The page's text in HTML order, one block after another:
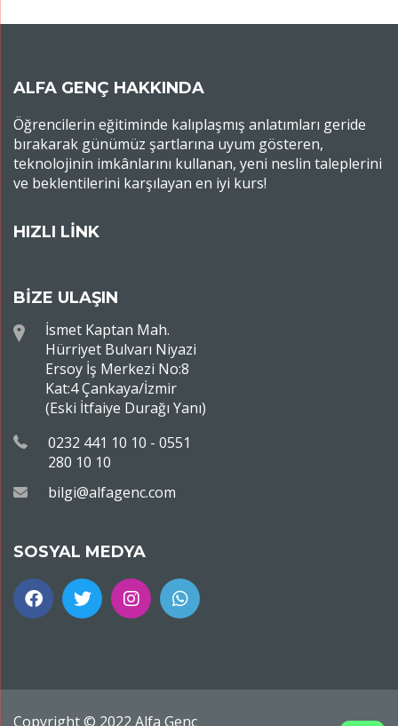
ALFA GENÇ HAKKINDA
Öğrencilerin eğitiminde kalıplaşmış anlatımları geride
bırakarak günümüz şartlarına uyum gösteren,
teknolojinin imkânlarını kullanan, yeni neslin taleplerini
ve beklentilerini karşılayan en iyi kurs!
HIZLI LİNK
BİZE ULAŞIN
İsmet Kaptan Mah.
Hürriyet Bulvarı Niyazi
Ersoy İş Merkezi No:8
Kat:4 Çankaya/İzmir
(Eski İtfaiye Durağı Yanı)
0232 441 10 10 - 0551
280 10 10
bilgi@alfagenc.com
SOSYAL MEDYA
Copyright © 2022 Alfa Genç